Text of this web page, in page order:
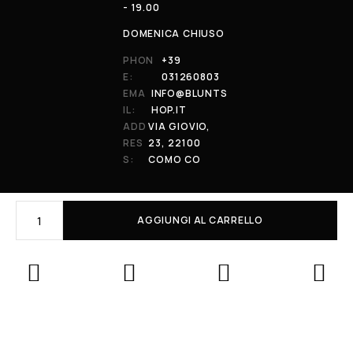
AGGIUNGI AL CARRELLO
- 19.00
DOMENICA CHIUSO
PHON
E:
+39
031260803
EMA
IL:
INFO@BLUNTS
HOP.IT
ADD
RES
S:
VIA GIOVIO,
23, 22100
COMO CO
01848590038